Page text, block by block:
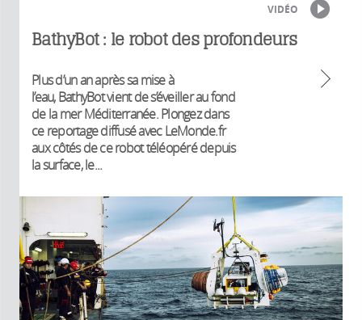
VIDÉO
BathyBot : le robot des profondeurs
Plus d’un an après sa mise à
l’eau, BathyBot vient de s’éveiller au fond
de la mer Méditerranée. Plongez dans
ce reportage diffusé avec LeMonde.fr
aux côtés de ce robot téléopéré depuis
la surface, le...